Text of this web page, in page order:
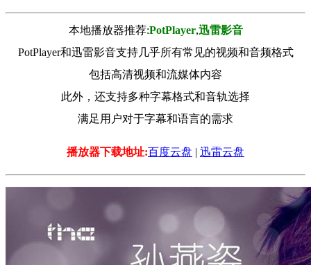
本地播放器推荐:РotРlayer,迅雷影音
PotPlayer和迅雷影音支持几乎所有常见的视频和音频格式
包括高清视频和流媒体内容
此外，还支持多种字幕格式和音轨选择
满足用户对于字幕和语言的需求
播放器下载地址:百度云盘 | 迅雷云盘